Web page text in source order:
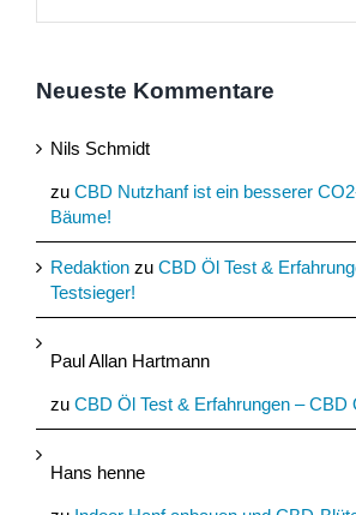
Neueste Kommentare
Nils Schmidt
zu CBD Nutzhanf ist ein besserer
Bäume!
Redaktion zu CBD Öl Test &
Testsieger!
Paul Allan Hartmann
zu CBD Öl Test & Erfahrungen – CBD
Hans henne